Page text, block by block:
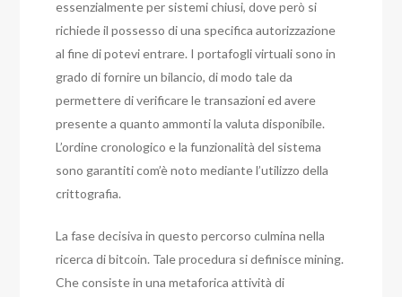
essenzialmente per sistemi chiusi, dove però si
richiede il possesso di una specifica autorizzazione
al fine di potevi entrare. I portafogli virtuali sono in
grado di fornire un bilancio, di modo tale da
permettere di verificare le transazioni ed avere
presente a quanto ammonti la valuta disponibile.
L’ordine cronologico e la funzionalità del sistema
sono garantiti com’è noto mediante l’utilizzo della
crittografia.
La fase decisiva in questo percorso culmina nella
ricerca di bitcoin. Tale procedura si definisce mining.
Che consiste in una metaforica attività di